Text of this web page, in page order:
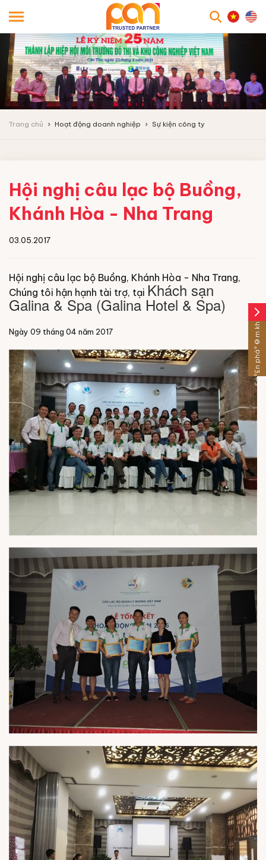
Trang chủ Hoạt động doanh nghiệp Sự kiện công ty
Hội nghị câu lạc bộ Buồng,
Khánh Hòa - Nha Trang
03.05.2017
Hội nghị câu lạc bộ Buồng, Khánh Hòa - Nha Trang,
Chúng tôi hận hạnh tài trợ, tại Khách sạn
Galina & Spa (Galina Hotel & Spa)
Ngày 09 tháng 04 năm 2017
arrow_forward_ios
Sáº£n pháº©m khÃ¡c